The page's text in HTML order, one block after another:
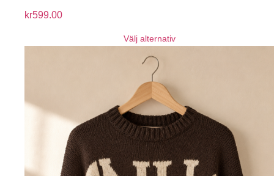
kr599.00
Välj alternativ